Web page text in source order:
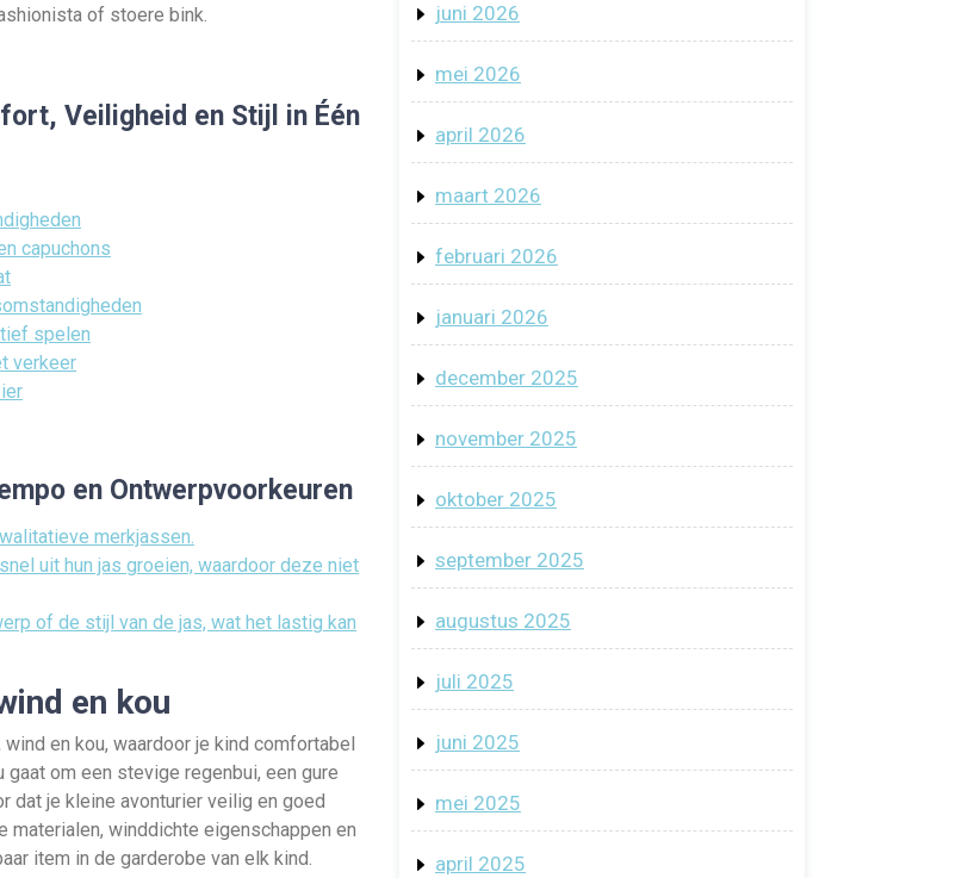
of stoere bink.
Veiligheid en Stijl in Één
capuchons
spelen
verkeer
en Ontwerpvoorkeuren
merkjassen.
uit hun jas groeien, waardoor deze niet
of de stijl van de jas, wat het lastig kan
en kou
en kou, waardoor je kind comfortabel
om een stevige regenbui, een gure
dat je kleine avonturier veilig en goed
winddichte eigenschappen en
item in de garderobe van elk kind.
juni 2026
mei 2026
april 2026
maart 2026
februari 2026
januari 2026
december 2025
november 2025
oktober 2025
september 2025
augustus 2025
juli 2025
juni 2025
mei 2025
april 2025